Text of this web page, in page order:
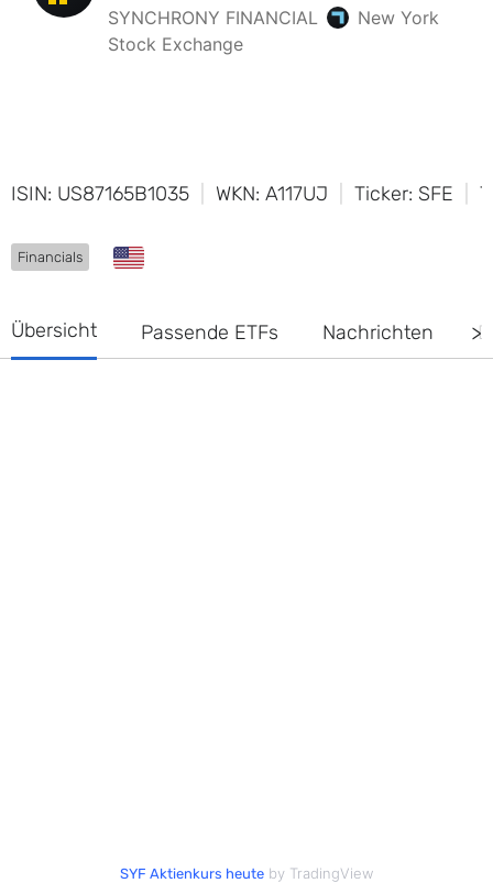
ISIN: US87165B1035 WKN: A117UJ Ticker: SFE
Financials
Übersicht Passende ETFs Nachrichten
SYF Aktienkurs heute by TradingView